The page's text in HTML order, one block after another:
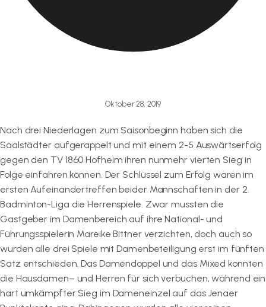
Oktober 28, 2019
Nach drei Niederlagen zum Saisonbeginn haben sich die
Saalstädter aufgerappelt und mit einem 2-5 Auswärtserfolg
gegen den TV 1860 Hofheim ihren nunmehr vierten Sieg in
Folge einfahren können. Der Schlüssel zum Erfolg waren im
ersten Aufeinandertreffen beider Mannschaften in der 2.
Badminton-Liga die Herrenspiele. Zwar mussten die
Gastgeber im Damenbereich auf ihre National- und
Führungsspielerin Mareike Bittner verzichten, doch auch so
wurden alle drei Spiele mit Damenbeteiligung erst im fünften
Satz entschieden. Das Damendoppel und das Mixed konnten
die Hausdamen– und Herren für sich verbuchen, während ein
hart umkämpfter Sieg im Dameneinzel auf das Jenaer